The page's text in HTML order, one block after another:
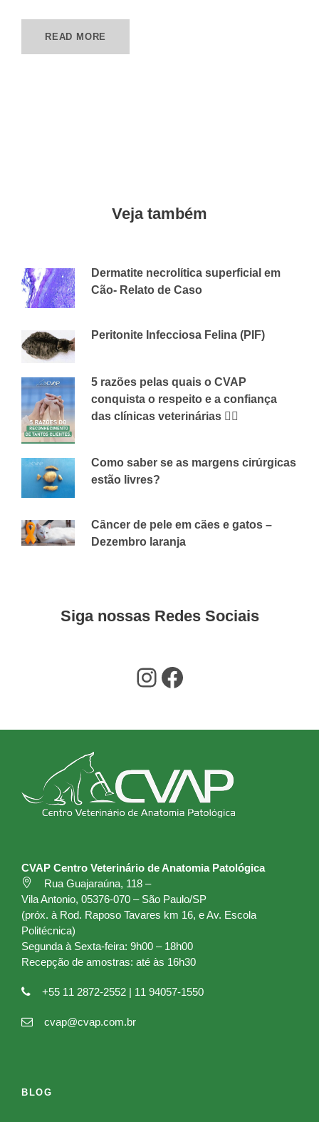
READ MORE
Veja também
Dermatite necrolítica superficial em
Cão- Relato de Caso
Peritonite Infecciosa Felina (PIF)
5 razões pelas quais o CVAP
conquista o respeito e a confiança
das clínicas veterinárias 👇🏻
Como saber se as margens cirúrgicas
estão livres?
Câncer de pele em cães e gatos –
Dezembro laranja
Siga nossas Redes Sociais
Instagram Facebook
CVAP Centro Veterinário de Anatomia Patológica
Rua Guajaraúna, 118 –
Vila Antonio, 05376-070 – São Paulo/SP
(próx. à Rod. Raposo Tavares km 16, e Av. Escola
Politécnica)
Segunda à Sexta-feira: 9h00 – 18h00
Recepção de amostras: até às 16h30
+55 11 2872-2552 | 11 94057-1550
cvap@cvap.com.br
BLOG